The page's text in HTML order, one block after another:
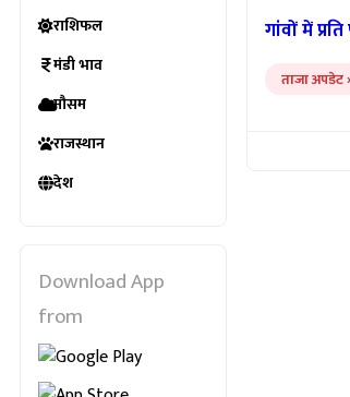
राशिफल
मंडी भाव
मौसम
राजस्थान
देश
Download App
from
गांवों में
ताजा अपडेट